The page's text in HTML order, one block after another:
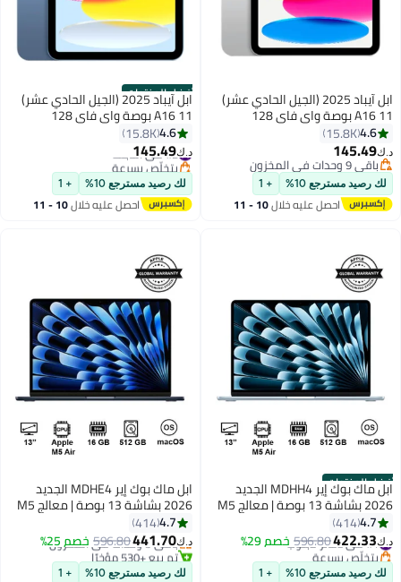
ابل آيباد 2025 (الجيل الحادي عشر)
A16 11 بوصة واي فاي 128
جيجابايت فضي - النسخة الدولية
4.6
15.8K
د.ك‏145.49
باقي 9 وحدات في المخزون
باقي 9 وحدات في المخزون
لك رصيد مسترجع 10% + 1
احصل عليه خلال 10 - 11
أفضل المنتجات ابل آيباد 2025 (الجيل الحادي عشر)
A16 11 بوصة واي فاي 128
جيجابايت أزرق - النسخة الدولية
4.6
15.8K
د.ك‏145.49
#2 في التابلت
بتخلّص بسرعة
#2 في التابلت
لك رصيد مسترجع 10% + 1
احصل عليه خلال 10 - 11
أفضل المنتجات ابل ماك بوك إير MDHH4 الجديد
2026 بشاشة 13 بوصة | معالج M5
ثماني النواة | معالج رسومي 10
نواة | 16 جيجابايت ذاكرة عشوائية |
لوحة مفاتيح إنجليزية
4.7
414
د.ك‏422.33
596.80خصم 29% #1 في دفاتر لابتوب
بتخلّص بسرعة
#1 في دفاتر لابتوب
لك رصيد مسترجع 10% + 1
ابل ماك بوك إير MDHE4 الجديد
2026 بشاشة 13 بوصة | معالج M5
ثماني النواة | معالج رسومي 10
نواة | 16 جيجابايت ذاكرة عشوائية |
لوحة مفاتيح إنجليزية
4.7
414
د.ك‏441.70
596.80خصم 25% باقي 3 وحدات في المخزون
تم بيع +530 مؤخرًا
باقي 3 وحدات في المخزون
لك رصيد مسترجع 10% + 1